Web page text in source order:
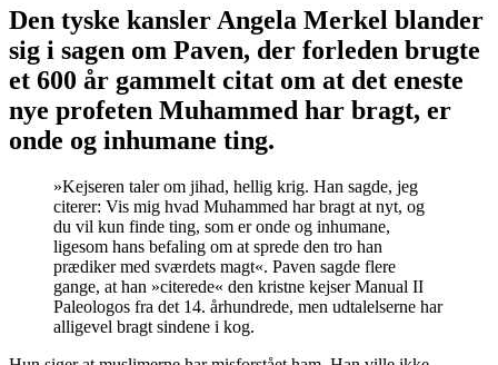
Den tyske kansler Angela Merkel blander
sig i sagen om Paven, der forleden brugte
et 600 år gammelt citat om at det eneste
nye profeten Muhammed har bragt, er
onde og inhumane ting.
»Kejseren taler om jihad, hellig krig. Han sagde, jeg
citerer: Vis mig hvad Muhammed har bragt at nyt, og
du vil kun finde ting, som er onde og inhumane,
ligesom hans befaling om at sprede den tro han
prædiker med sværdets magt«. Paven sagde flere
gange, at han »citerede« den kristne kejser Manual II
Paleologos fra det 14. århundrede, men udtalelserne har
alligevel bragt sindene i kog.